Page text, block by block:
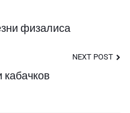
физалиса
NEXT POST
кабачков